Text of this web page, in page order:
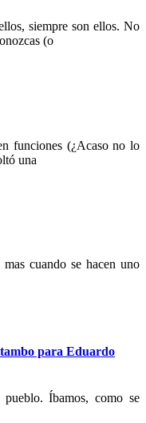
siempre son ellos. No
(o
funciones (¿Acaso no lo
una
cuando se hacen uno
para Eduardo
Íbamos, como se